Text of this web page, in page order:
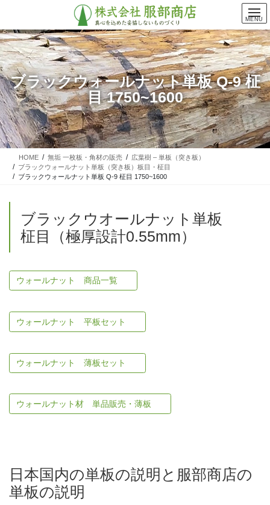
テ
ン
ツ
に
移
動
ゲ
ー
シ
ョ
ン
に
移
動
ブラックウォールナット単板 Q-9 柾
目 1750~1600
HOME 無垢 一枚板・角材の販売
広葉樹 – 単板（突き板）
ブラックウォールナット単板（突き板）板目・柾目
ブラックウォールナット単板 Q-9 柾目 1750~1600
ブラックウオールナット単板
柾目（極厚設計0.55mm）
ウォールナット 商品一覧
ウォールナット 平板セット
ウォールナット 薄板セット
ウォールナット材 単品販売・薄板
日本国内の単板の説明と服部商店の
単板の説明
MENU